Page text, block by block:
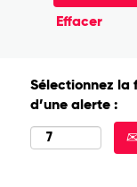
Effacer
Sélectionnez la
d’une alerte :